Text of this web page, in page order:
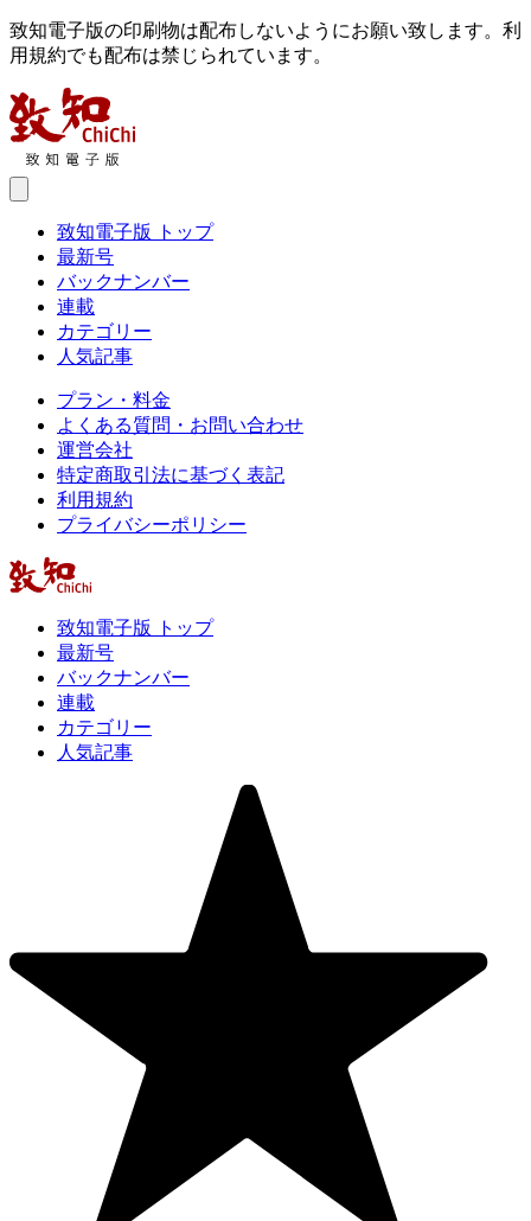
致知電子版の印刷物は配布しないようにお願い致します。利
用規約でも配布は禁じられています。
致知電子版 トップ
最新号
バックナンバー
連載
カテゴリー
人気記事
プラン・料金
よくある質問・お問い合わせ
運営会社
特定商取引法に基づく表記
利用規約
プライバシーポリシー
致知電子版 トップ
最新号
バックナンバー
連載
カテゴリー
人気記事